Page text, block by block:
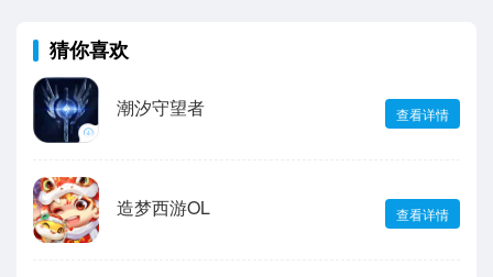
猜你喜欢
潮汐守望者 查看详情
造梦西游OL 查看详情